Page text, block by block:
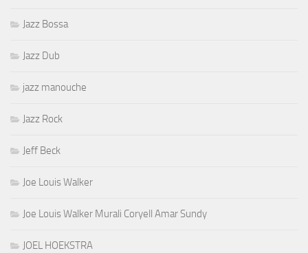
Jazz Bossa
Jazz Dub
jazz manouche
Jazz Rock
Jeff Beck
Joe Louis Walker
Joe Louis Walker Murali Coryell Amar Sundy
JOEL HOEKSTRA